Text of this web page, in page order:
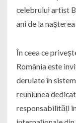
celebrului artist
ani de la nașterea
În ceea ce
România este
derulate în
reuniunea
responsabilități